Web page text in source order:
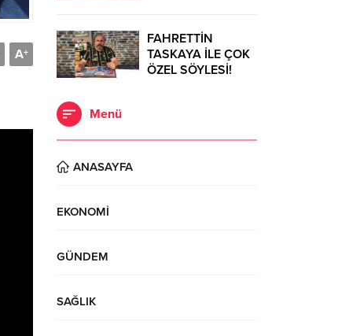
A+
FAHRETTİN
TASKAYA İLE ÇOK
ÖZEL SÖYLESİ!
Menü
ANASAYFA
EKONOMİ
GÜNDEM
SAĞLIK